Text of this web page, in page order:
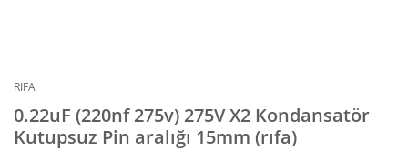
RIFA
0.22uF (220nf 275v) 275V X2 Kondansatör
Kutupsuz Pin aralığı 15mm (rıfa)